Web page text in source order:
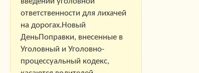
ответственности для лихачей
на дорогах.Новый
ДеньПоправки, внесенные в
Уголовный и Уголовно-
процессуальный кодекс,